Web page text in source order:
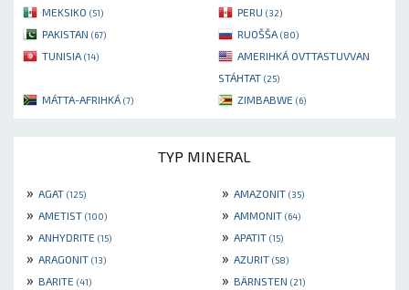
MEKSIKO (51) PERU (32)
PAKISTAN (67) RUOŠŠA (80)
TUNISIA (14)
AMERIHKÁ OVTTASTUVVAN
STÁHTAT (25)
MÁTTA-AFRIHKÁ (7) ZIMBABWE (6)
TYP MINERAL
» AGAT (125) » AMAZONIT (35)
» AMETIST (100) » AMMONIT (64)
» ANHYDRITE (15) » APATIT (15)
» ARAGONIT (13) » AZURIT (58)
» BARITE (41) » BÄRNSTEN (21)